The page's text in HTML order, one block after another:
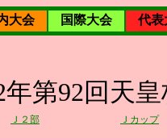
大会 国際大会
代表
年第92回天
Ｊ２部 Ｊカップ